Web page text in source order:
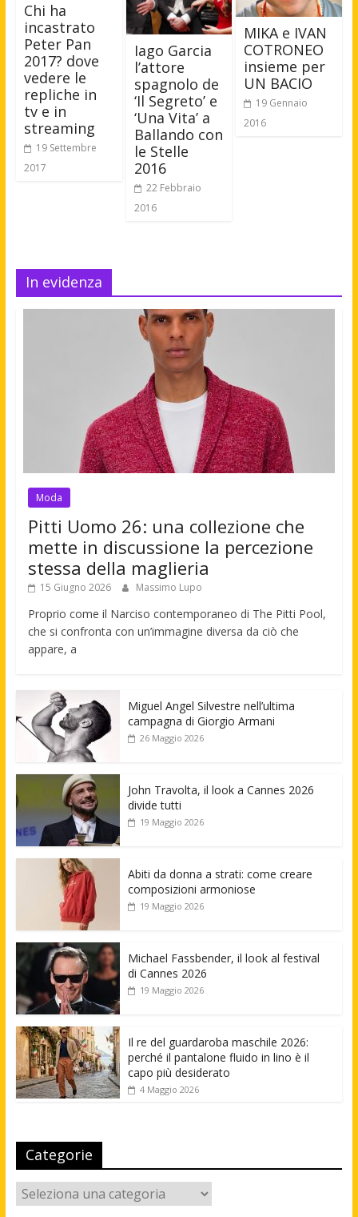
Chi ha
incastrato
Peter Pan
2017? dove
vedere le
repliche in
tv e in
streaming
19 Settembre
2017
Iago Garcia
l’attore
spagnolo de
‘Il Segreto’ e
‘Una Vita’ a
Ballando con
le Stelle
2016
22 Febbraio
2016
MIKA e IVAN
COTRONEO
insieme per
UN BACIO
19 Gennaio
2016
In evidenza
Moda
Pitti Uomo 26: una collezione che
mette in discussione la percezione
stessa della maglieria
15 Giugno 2026 Massimo Lupo
Proprio come il Narciso contemporaneo di The Pitti Pool,
che si confronta con un’immagine diversa da ciò che
appare, a
Miguel Angel Silvestre nell’ultima
campagna di Giorgio Armani
26 Maggio 2026
John Travolta, il look a Cannes 2026
divide tutti
19 Maggio 2026
Abiti da donna a strati: come creare
composizioni armoniose
19 Maggio 2026
Michael Fassbender, il look al festival
di Cannes 2026
19 Maggio 2026
Il re del guardaroba maschile 2026:
perché il pantalone fluido in lino è il
capo più desiderato
4 Maggio 2026
Categorie
Categorie